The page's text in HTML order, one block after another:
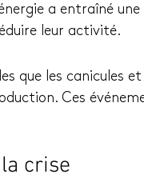
a entraîné
leur activité.
que les canicules
Ces
crise